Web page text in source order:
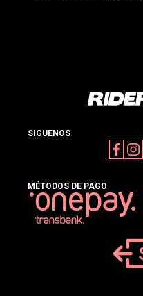
SIGUENOS
MÉTODOS DE PAGO